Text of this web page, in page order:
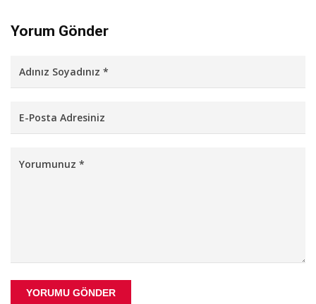
Yorum Gönder
YORUMU GÖNDER